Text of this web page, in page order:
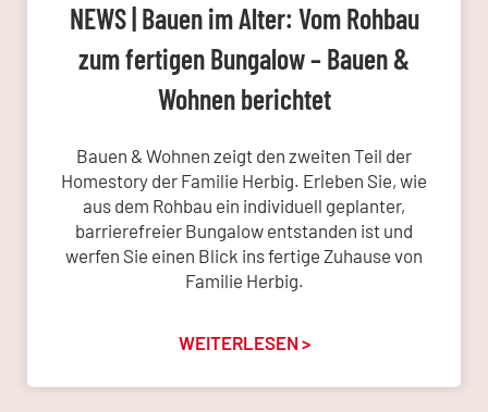
NEWS | Bauen im Alter: Vom Rohbau
zum fertigen Bungalow – Bauen &
Wohnen berichtet
Bauen & Wohnen zeigt den zweiten Teil der
Homestory der Familie Herbig. Erleben Sie, wie
aus dem Rohbau ein individuell geplanter,
barrierefreier Bungalow entstanden ist und
werfen Sie einen Blick ins fertige Zuhause von
Familie Herbig.
WEITERLESEN >